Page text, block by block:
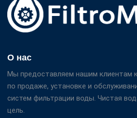
О нас
Мы предоставляем нашим клиентам
по продаже, установке и
систем фильтрации воды. Чистая
цель.